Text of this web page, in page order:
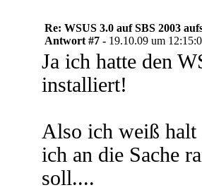
Re: WSUS 3.0 auf SBS 2003
Antwort #7 - 19.10.09 um
Ja ich hatte den
installiert!
Also ich weiß
ich an die Sache
soll....